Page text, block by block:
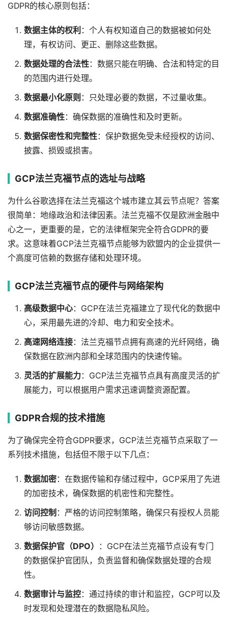
GDPR的核心原则包括：
数据主体的权利 ：个人有权知道自己的数据被如何处
理，有权访问、更正、删除这些数据。
数据处理的合法性：数据只能在明确、合法和特定的目
的范围内进行处理。
数据最小化原则 ：只处理必要的数据，不过量收集。
数据准确性：确保数据的准确性和及时更新。
数据保密性和完整性：保护数据免受未经授权的访问、
披露、损毁或损害。
GCP法兰克福节点的选址与战略
为什么谷歌选择在法兰克福这个城市建立其云节点呢？答案
很简单：地缘政治和法律因素。法兰克福不仅是欧洲金融中
心之一，更重要的是，它的法律框架完全符合GDPR的要
求。这意味着GCP法兰克福节点能够为欧盟内的企业提供一
个高度可信赖的数据存储和处理环境。
GCP法兰克福节点的硬件与网络架构
高级数据中心：GCP在法兰克福建立了现代化的数据中
心，采用最先进的冷却、电力和安全技术。
高速网络连接：法兰克福节点拥有高速的光纤网络，确
保数据在欧洲内部和全球范围内的快速传输。
灵活的扩展能力：GCP法兰克福节点具有高度灵活的扩
展能力，可以根据用户需求迅速调整资源配置。
GDPR合规的技术措施
为了确保完全符合GDPR要求，GCP法兰克福节点采取了一
系列技术措施，包括但不限于以下几点：
数据加密：在数据传输和存储过程中，GCP采用了先进
的加密技术，确保数据的机密性和完整性。
访问控制 ：严格的访问控制策略，确保只有授权人员能
够访问敏感数据。
数据保护官（DPO）
：GCP在法兰克福节点设有专门
的数据保护官团队，负责监督和确保数据处理的合规
性。
数据审计与监控：通过持续的审计和监控，GCP可以及
时发现和处理潜在的数据隐私风险。